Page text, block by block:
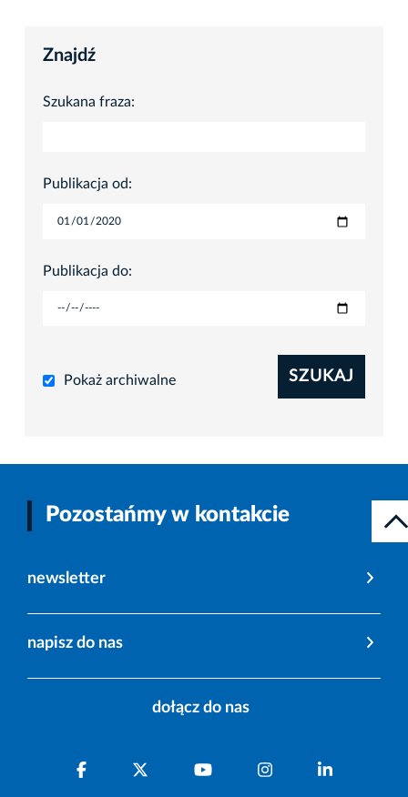
Znajdź
Szukana fraza:
Publikacja od:
Publikacja do:
Pokaż archiwalne SZUKAJ
Pozostańmy w kontakcie
newsletter
napisz do nas
dołącz do nas